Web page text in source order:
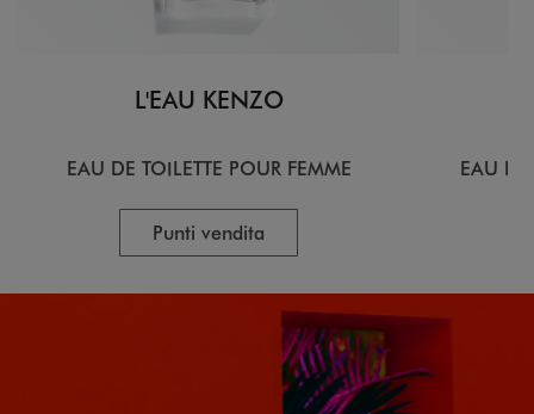
L'EAU KENZO
EAU DE TOILETTE POUR FEMME
Punti vendita
EAU